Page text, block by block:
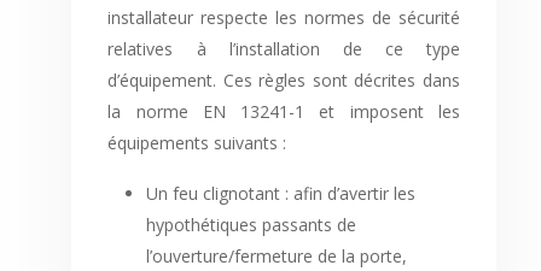
installateur respecte les normes de sécurité
relatives à l’installation de ce type
d’équipement. Ces règles sont décrites dans
la norme EN 13241-1 et imposent les
équipements suivants :
Un feu clignotant : afin d’avertir les
hypothétiques passants de
l’ouverture/fermeture de la porte,